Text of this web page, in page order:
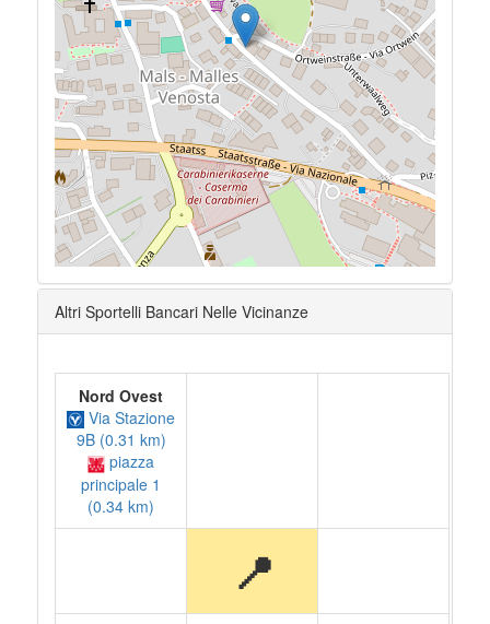
Altri Sportelli Bancari Nelle Vicinanze
Nord Ovest
Via Stazione
9B (0.31 km)
piazza
principale 1
(0.34 km)
📍